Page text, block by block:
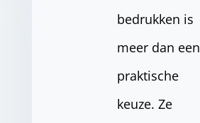
bedrukken is
meer dan een
praktische
keuze. Ze